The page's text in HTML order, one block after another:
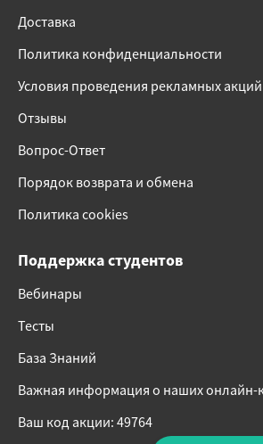
Доставка
Политика конфиденциальности
Условия проведения рекламных
Отзывы
Вопрос-Ответ
Порядок возврата и обмена
Политика cookies
Поддержка студентов
Вебинары
Тесты
База Знаний
Важная информация о наших онлайн-
Ваш код акции: 49764